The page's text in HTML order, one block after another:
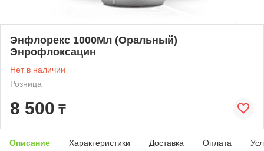
Энфлорекс 1000Мл (Оральный)
Энрофлоксацин
Нет в наличии
Розница
8 500 ₸
Описание Характеристики Доставка Оплата